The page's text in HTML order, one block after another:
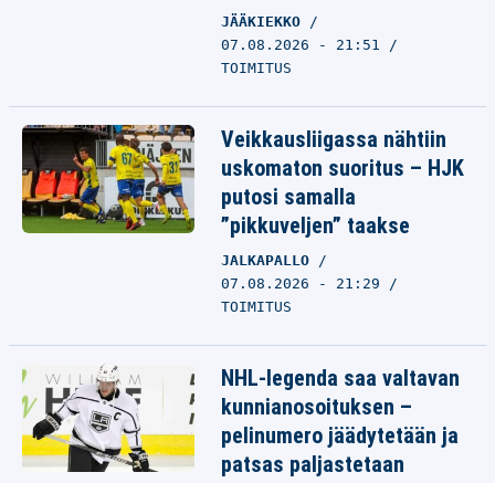
JÄÄKIEKKO
07.08.2026 - 21:51
TOIMITUS
Veikkausliigassa nähtiin
uskomaton suoritus – HJK
putosi samalla
”pikkuveljen” taakse
JALKAPALLO
07.08.2026 - 21:29
TOIMITUS
NHL-legenda saa valtavan
kunnianosoituksen –
pelinumero jäädytetään ja
patsas paljastetaan